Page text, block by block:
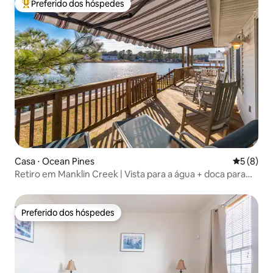
Entre os melhores preferidos dos hóspedes
Preferido dos hóspedes
Casa ⋅ Ocean Pines 5 de
5 (8)
Retiro em Manklin Creek | Vista para a água + doca para
Preferido dos hóspedes
Preferido dos hóspedes